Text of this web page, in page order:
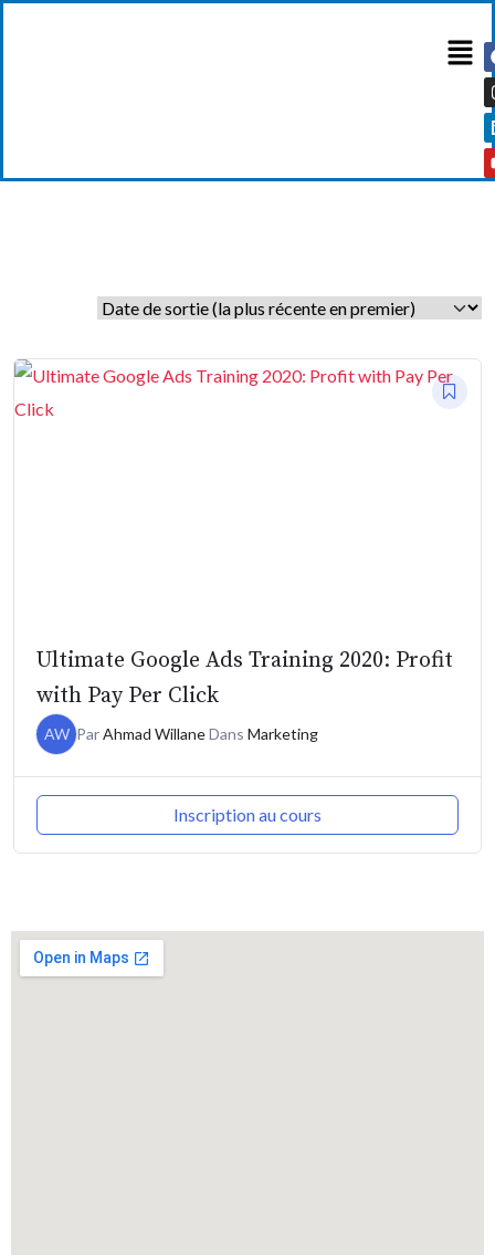
Ultimate Google Ads Training 2020: Profit
with Pay Per Click
AW ParAhmad WillaneDans Marketing
Inscription au cours